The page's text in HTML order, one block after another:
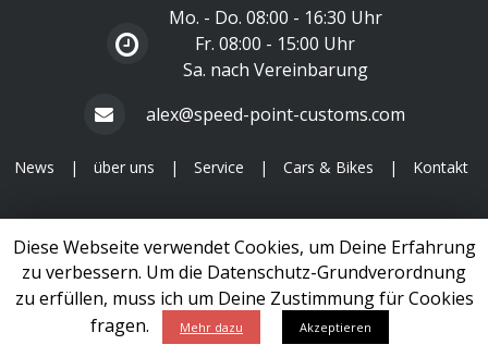
Mo. - Do. 08:00 - 16:30 Uhr
Fr. 08:00 - 15:00 Uhr
Sa. nach Vereinbarung
alex@speed-point-customs.com
News | über uns | Service | Cars & Bikes | Kontakt
1999 - 2026 Copyright
Speed Point Customs
Impressum
|
Datenschutzerklärung
designed bynetarama.de
Diese Webseite verwendet Cookies, um Deine Erfahrung
zu verbessern. Um die Datenschutz-Grundverordnung
zu erfüllen, muss ich um Deine Zustimmung für Cookies
fragen.
Mehr dazu Akzeptieren